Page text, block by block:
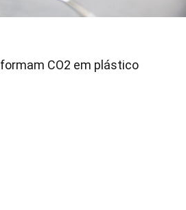
CO2 em plástico